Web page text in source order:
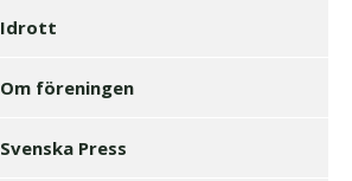
Idrott
Om föreningen
Svenska Press